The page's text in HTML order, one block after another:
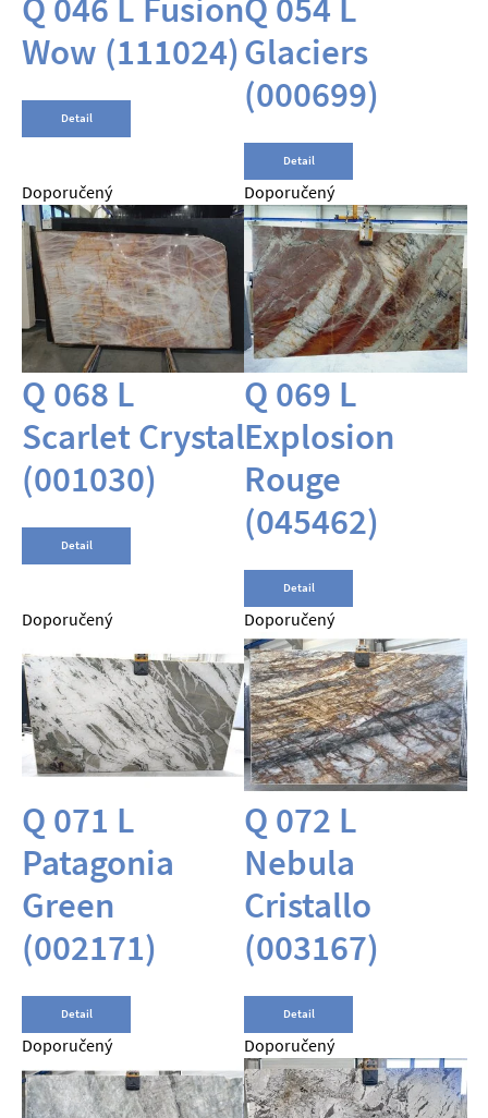
Wow (111024)
Detail
Glaciers
(000699)
Detail
Doporučený
Q 068 L
Scarlet Crystal
(001030)
Detail
Doporučený
Q 069 L
Explosion
Rouge
(045462)
Detail
Doporučený
Q 071 L
Patagonia
Green
(002171)
Detail
Doporučený
Q 072 L
Nebula
Cristallo
(003167)
Detail
Doporučený Doporučený